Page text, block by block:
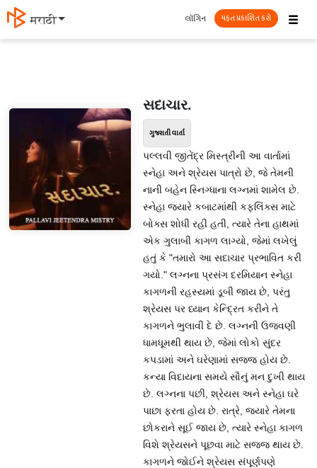
मराठी ☰
લૉગિન મફત પ્રકાશિત કરો
સદાચાર.
ગુજરાતી વાર્તા
પલ્લવી જીતેંદ્ર મિસ્ત્રીની આ વાર્તામાં
સ્નેહા અને શ્રેયસ પાત્રો છે, જે તેમની
નાની બહેન સ્નિગ્ધાના લગ્નમાં શામેલ છે.
સ્નેહા જ્યારે કબાટમાંથી કફલિંક્સ માટે
બોક્સ શોધી રહી હતી, ત્યારે તેના હાથમાં
એક ગુલાબી કાગળ લાગ્યો, જેમાં લખેલું
હતું કે "તમારો આ સદાચાર પ્રભાવિત કરી
ગયો." લગ્નના પ્રસંગ દરમિયાન સ્નેહા
કાગળની રહસ્યમાં ડૂબી જાય છે, પરંતુ
શ્રેયસ પર ધ્યાન કેન્દ્રિત કરીને તે
કાગળને ભુલાવી દે છે. લગ્નની ઉજવણી
ધામધૂમથી થાય છે, જેમાં લોકો સુંદર
કપડામાં અને ઘરેણામાં સજ્જ હોય છે.
કન્યા વિદાયના સમયે સૌનું મન દુખી થાય
છે. લગ્નના પછી, શ્રેયસ અને સ્નેહા ઘરે
પાછા ફરતા હોય છે. રાત્રે, જ્યારે તેમના
છોકરાને સૂઈ જાય છે, ત્યારે સ્નેહા કાગળ
વિશે શ્રેયસને પૂછવા માટે સજ્જ થાય છે.
કાગળને જોઈને શ્રેયસ સંપૂર્ણપણે